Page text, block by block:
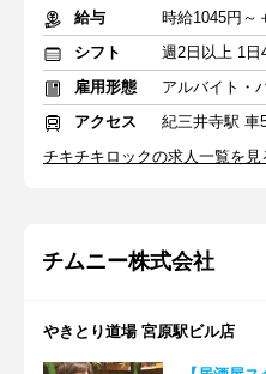
給与
時給1045円～
シフト
雇用形態
アルバイト・
アクセス
紀三井寺駅 車
チキチキロックの求人一覧を見
チムニー株式会社
やきとり道場 宮原駅ビル店